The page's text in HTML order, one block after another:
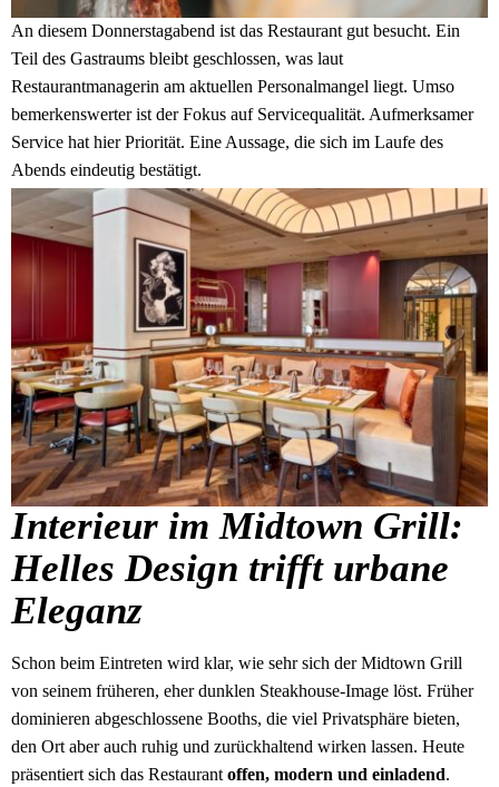
An diesem Donnerstagabend ist das Restaurant gut besucht. Ein
Teil des Gastraums bleibt geschlossen, was laut
Restaurantmanagerin am aktuellen Personalmangel liegt. Umso
bemerkenswerter ist der Fokus auf Servicequalität. Aufmerksamer
Service hat hier Priorität. Eine Aussage, die sich im Laufe des
Abends eindeutig bestätigt.
Interieur im Midtown Grill:
Helles Design trifft urbane
Eleganz
Schon beim Eintreten wird klar, wie sehr sich der Midtown Grill
von seinem früheren, eher dunklen Steakhouse-Image löst. Früher
dominieren abgeschlossene Booths, die viel Privatsphäre bieten,
den Ort aber auch ruhig und zurückhaltend wirken lassen. Heute
präsentiert sich das Restaurant offen, modern und einladend.